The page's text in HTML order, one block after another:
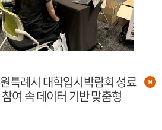
특례시 대학입시박람회 성료
여 속 데이터 기반 맞춤형